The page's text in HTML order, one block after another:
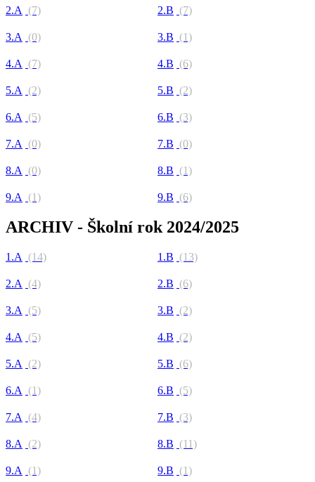
2.A (7) 2.B (7)
3.A (0) 3.B (1)
4.A (7) 4.B (6)
5.A (2) 5.B (2)
6.A (5) 6.B (3)
7.A (0) 7.B (0)
8.A (0) 8.B (1)
9.A (1) 9.B (6)
ARCHIV - Školní rok 2024/2025
1.A (14) 1.B (13)
2.A (4) 2.B (6)
3.A (5) 3.B (2)
4.A (5) 4.B (2)
5.A (2) 5.B (6)
6.A (1) 6.B (5)
7.A (4) 7.B (3)
8.A (2) 8.B (11)
9.A (1) 9.B (1)